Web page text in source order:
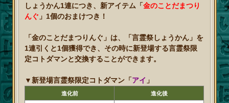
しょうかん1連につき、新アイテム「金のことだまつり
んぐ 」1個のおまけつき！
「金のことだまつりんぐ」は、「言霊祭しょうかん」を
1連引くと1個獲得でき、その時に新登場する言霊祭限
定コトダマンと交換することができます。
▼新登場言霊祭限定コトダマン「アイ 」
進化前 進化後